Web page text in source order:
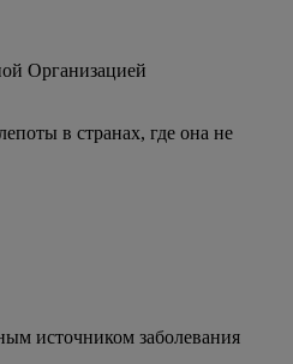
Организацией
в странах, где она не
источником заболевания